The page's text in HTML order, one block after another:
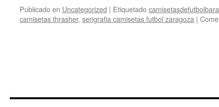
Publicado en Uncategorized | Etiquetado
camisetas thrasher, serigrafia camisetas futbol zaragoza |